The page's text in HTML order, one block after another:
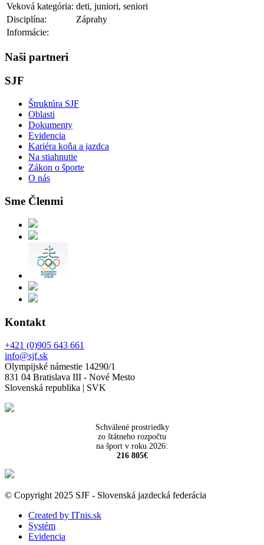
Veková kategória: deti, juniori, seniori
Disciplína:
Záprahy
Informácie:
Naši partneri
SJF
Štruktúra SJF
Oblasti
Dokumenty
Evidencia
Kariéra koňa a jazdca
Na stiahnutie
Zákon o športe
O nás
Sme Členmi
Kontakt
+421 (0)905 643 661
info@sjf.sk
Olympijské námestie 14290/1
831 04 Bratislava III - Nové Mesto
Slovenská republika | SVK
Schválené prostriedky
zo štátneho rozpočtu
na šport v roku 2026:
216 805€
© Copyright 2025 SJF - Slovenská jazdecká federácia
Created by ITnis.sk
Systém
Evidencia